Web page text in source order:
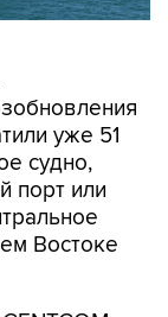
уже 51
судно,
порт или
Востоке